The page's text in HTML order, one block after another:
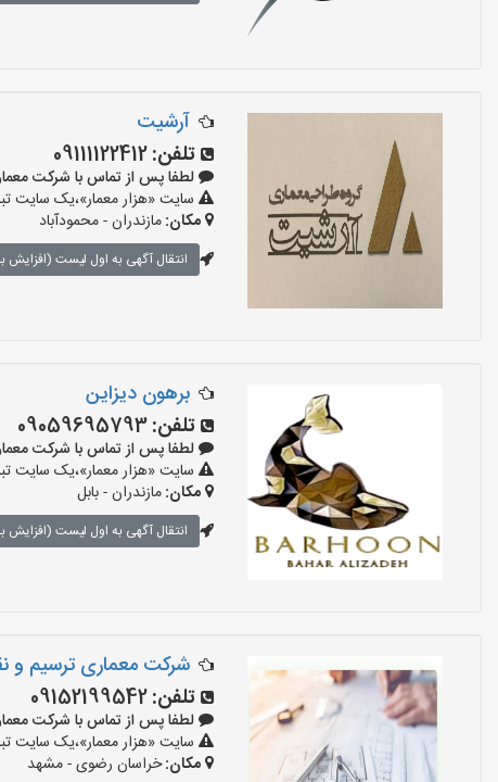
آرشیت
تلفن:09111122412
لطفا پس از تماس با شرکت معماری
سایت «هزار معمار»،یک سایت
مکان:مازندران - محمودآباد
انتقال آگهی به اول لیست (افزایش
برهون دیزاین
تلفن:09059695793
لطفا پس از تماس با شرکت معماری
سایت «هزار معمار»،یک سایت
مکان:مازندران - بابل
انتقال آگهی به اول لیست (افزایش
شرکت معماری ترسیم
تلفن:09152199542
لطفا پس از تماس با شرکت معماری
سایت «هزار معمار»،یک سایت
مکان:خراسان رضوی - مشهد